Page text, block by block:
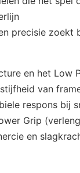
precisie zoekt
en het Low
van
respons bij
Grip
en